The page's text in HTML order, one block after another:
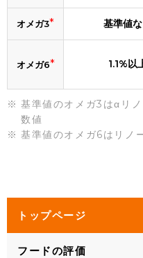
オメガ3* 基準値
オメガ6* 1.1%以
基準値のオメガ3はαリ
数値
基準値のオメガ6はリノ
トップページ
フードの評価